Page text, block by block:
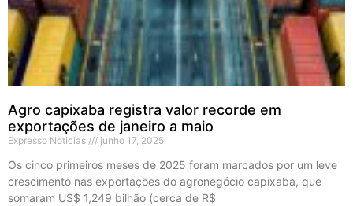
Agro capixaba registra valor recorde em
exportações de janeiro a maio
Expresso Noticias junho 17, 2025
Os cinco primeiros meses de 2025 foram marcados por um leve
crescimento nas exportações do agronegócio capixaba, que
somaram US$ 1,249 bilhão (cerca de R$